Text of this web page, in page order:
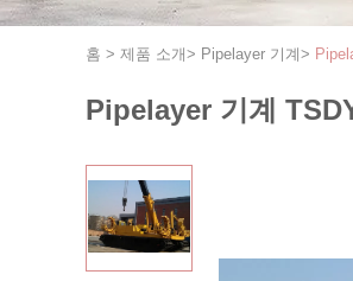
홈 > 제품 소개> Pipelayer 기계>
Pipelayer 기계